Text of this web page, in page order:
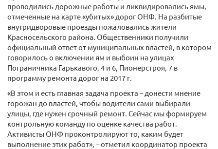
проводились дорожные работы и ликвидировались ямы,
отмеченные на карте «убитых» дорог ОНФ. На разбитые
внутридворовые проезды пожаловались жители
Красносельского района. Общественники получили
официальный ответ от муниципальных властей, в котором
говорилось о включении ям и выбоин на улицах
Пограничника Гарькавого, 4 и 6, Пионерстроя, 7 в
программу ремонта дорог на 2017 г.
«В этом и есть главная задача проекта – донести мнение
горожан до властей, чтобы водители сами выбирали
улицы, где нужен срочный ремонт. Сейчас мы формируем
контрольную команду по оценке качества работ.
Активисты ОНФ проконтролируют то, каким будет
выполнение этих работ», – отметил координатор проекта